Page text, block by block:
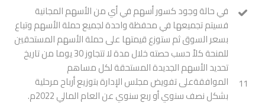
في حالة وجود كسور أسهم في أي من الأسهم المجانية
فسيتم تجميعها في محفظة واحدة لجميع حملة الأسهم وتباع
بسعر السوق ثم ستوزع قيمتها على حملة الأسهم المستحقين
للمنحة كلاً حسب حصته خلال مدة لا تتجاوز 30 يوما من تاريخ
تحديد الأسهم الجديدة المستحقة لكل مساهم
11
الموافقةعلى تفويض مجلس الإدارة بتوزيع أرباح مرحلية
بشكل نصف سنوي أو ربع سنوي عن العام المالي 2022م.